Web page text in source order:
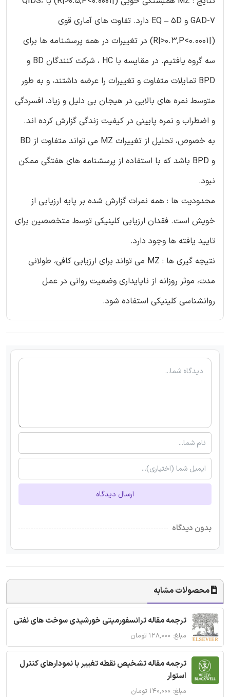
GAD-7 و EQ – 5D دارد. تفاوت های آماری قوی
(|R|>0.3,P<0.0001) در تغییرات در همه پرسشنامه ها برای
سه گروه یافتیم. در مقایسه با HC ، شرکت کنندگان BD و
BPD تمایلات متفاوت و تغییرات را عرضه داشتند، و به طور
متوسط نمره های بالایی در هیجان بی دلیل و زیاد، افسردگی
و اضطراب و نمره پایینی در کیفیت زندگی گزارش کرده اند.
به خصوص، تحلیل از تغییرات MZ می تواند متفاوت از BD
و BPD باشد که با استفاده از پرسشنامه های هفتگی ممکن
نبود.
محدودیت ها : همه نمرات گزارش شده بر پایه ارزیابی از
خویش است. فقدان ارزیابی کلینیکی توسط متخصصین برای
تایید یافته ها وجود دارد.
نتیجه گیری ها : MZ می تواند برای ارزیابی کافی، طولانی
مدت، موثر روزانه از ناپایداری وضعیت روانی در عمل
روانشناسی کلینیکی استفاده شود.
ارسال دیدگاه
بدون دیدگاه
محصولات مشابه
ترجمه مقاله ترانسفورمیتی خورشیدی سوخت های نفتی
مبلغ: ۱۲۸,۰۰۰ تومان
ترجمه مقاله تشخیص نقطه تغییر با نمودارهای کنترل
استوار
مبلغ: ۱۴۰,۰۰۰ تومان